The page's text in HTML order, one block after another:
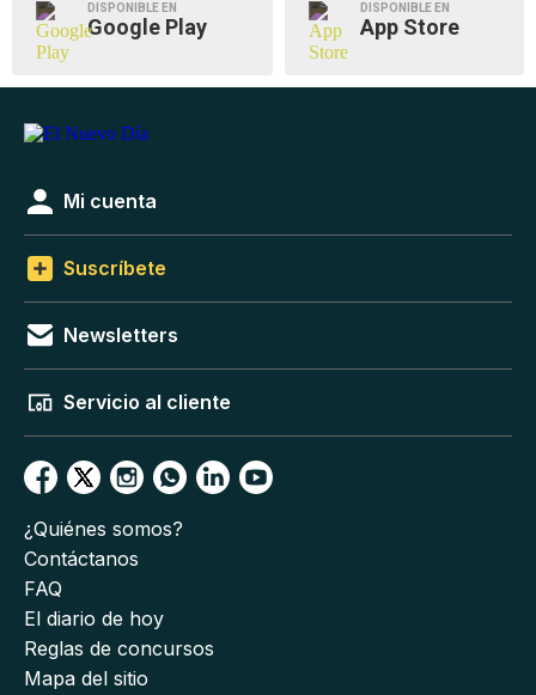
DISPONIBLE EN
Google Play
DISPONIBLE EN
App Store
Mi cuenta
Suscríbete
Newsletters
Servicio al cliente
¿Quiénes somos?
Contáctanos
FAQ
El diario de hoy
Reglas de concursos
Mapa del sitio